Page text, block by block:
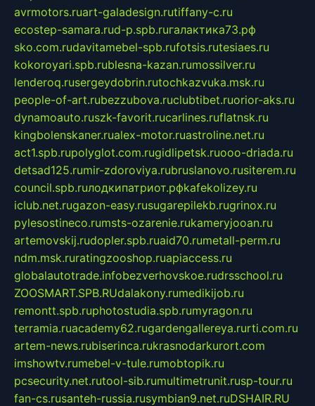
avrmotors.ruart-galadesign.rutiffany-c.ru
ecostep-samara.rud-p.spb.ruгалактика73.рф
sko.com.rudavitamebel-spb.rufotsis.rutesiaes.ru
kokoroyari.spb.rublesna-kazan.rumossilver.ru
lenderoq.rusergeydobrin.rutochkazvuka.msk.ru
people-of-art.rubezzubova.ruclubtibet.ruorior-aks.ru
dynamoauto.ruszk-favorit.rucarlines.ruflatnsk.ru
kingbolenskaner.rualex-motor.ruastroline.net.ru
act1.spb.rupolyglot.com.rugidlipetsk.ruooo-driada.ru
detsad125.rumir-zdoroviya.rubruslanovo.rusiterem.ru
council.spb.ruлодкипатриот.рфkafekolizey.ru
iclub.net.rugazon-easy.rusugarepilekb.rugrinox.ru
pylesostineco.rumsts-ozarenie.rukameryjooan.ru
artemovskij.rudopler.spb.ruaid70.rumetall-perm.ru
ndm.msk.ruratingzooshop.ruapiaccess.ru
globalautotrade.infobezverhovskoe.rudrsschool.ru
ZOOSMART.SPB.RUdalakony.rumedikijob.ru
remontt.spb.ruphotostudia.spb.rumyragon.ru
terramia.ruacademy62.rugardengallereya.rurti.com.ru
artem-news.rubiserinca.rukrasnodarkurort.com
imshowtv.rumebel-v-tule.rumobtopik.ru
pcsecurity.net.rutool-sib.rumultimetrunit.rusp-tour.ru
fan-cs.rusanteh-russia.rusymbian9.net.ruDSHAIR.RU